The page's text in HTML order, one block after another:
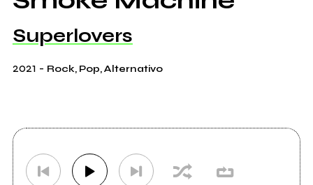
Superlovers
2021 - Rock, Pop, Alternativo